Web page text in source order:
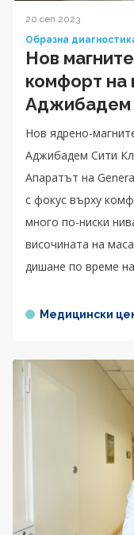
20 сеп 2023
Образна
Нов
комфорт на
Аджибадем
Нов ядрено-
Аджибадем Сити
Апаратът на
с фокус върху
много по-ниски
височината на
дишане по време
Медицински